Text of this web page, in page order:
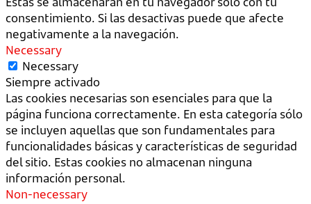
consentimiento. Si las desactivas puede que afecte
negativamente a la navegación.
Necessary
Necessary
Siempre activado
Las cookies necesarias son esenciales para que la
página funciona correctamente. En esta categoría sólo
se incluyen aquellas que son fundamentales para
funcionalidades básicas y características de seguridad
del sitio. Estas cookies no almacenan ninguna
información personal.
Non-necessary